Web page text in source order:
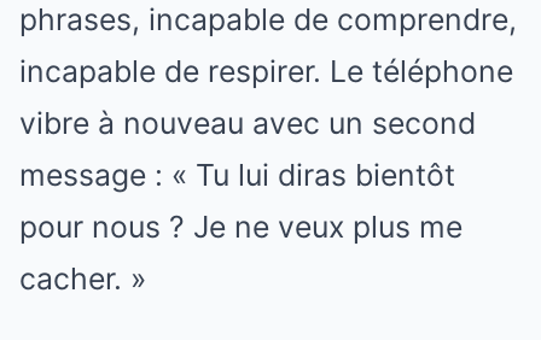
phrases, incapable de comprendre,
incapable de respirer. Le téléphone
vibre à nouveau avec un second
message : « Tu lui diras bientôt
pour nous ? Je ne veux plus me
cacher. »